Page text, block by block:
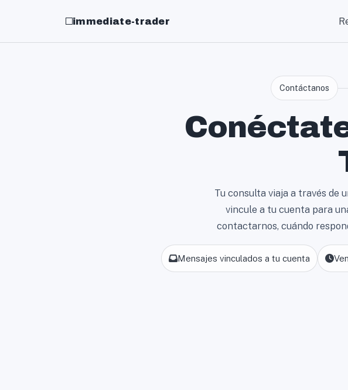
immediate-trader
Contáctanos
Tu consulta viaja a través de
vincule a tu cuenta para
contactarnos, cuándo
Mensajes vinculados a tu cuenta